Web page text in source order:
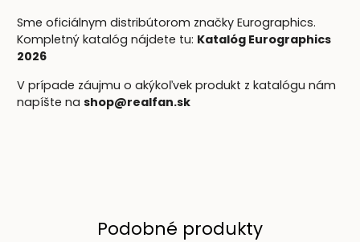
Sme oficiálnym distribútorom značky Eurographics.
Kompletný katalóg nájdete tu: Katalóg Eurographics
2026
V prípade záujmu o akýkoľvek produkt z katalógu nám
napíšte nashop@realfan.sk
Podobné produkty